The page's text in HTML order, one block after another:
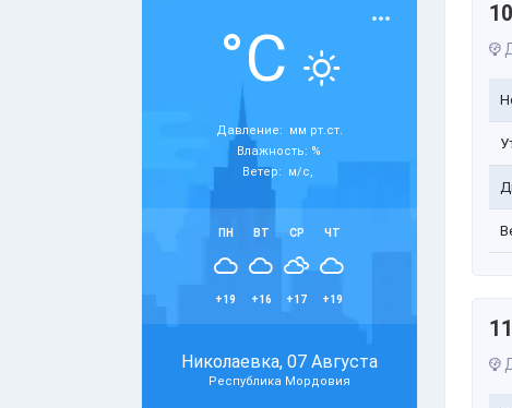
°C
Давление: мм рт.ст.
Влажность: %
Ветер: м/с,
ПН
+19
ВТ
+16
СР
+17
ЧТ
+19
Николаевка, 07 Августа
Республика Мордовия